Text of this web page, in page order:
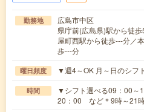
勤務地
広島市中区
県庁前(広島県)駅から徒
屋町西駅から徒歩---分／
歩---分
曜日頻度 ▼週4～OK 月～日のシフ
時間
▼シフト選べる09：00～
20：00 など＊9時～21